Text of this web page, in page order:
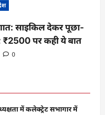
साइकिल देकर पूछा-
₹2500 पर कही ये बात
0
में कलेक्ट्रेट सभागार में